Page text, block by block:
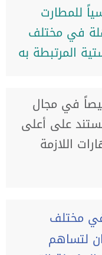
للمطارت
في مختلف
المرتبطة به
في مجال
على أعلى
اللازمة
في مختلف
لتساهم